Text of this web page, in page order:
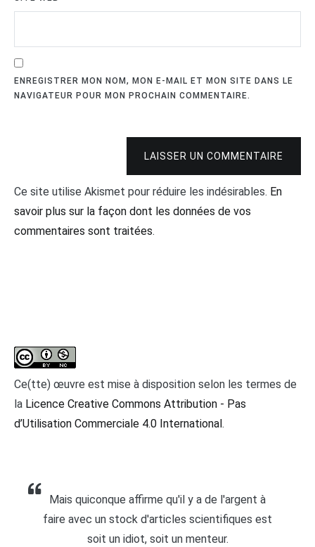
ENREGISTRER MON NOM, MON E-MAIL ET MON SITE DANS LE
NAVIGATEUR POUR MON PROCHAIN COMMENTAIRE.
LAISSER UN COMMENTAIRE
Ce site utilise Akismet pour réduire les indésirables. En
savoir plus sur la façon dont les données de vos
commentaires sont traitées.
Ce(tte) œuvre est mise à disposition selon les termes de
la Licence Creative Commons Attribution - Pas
d’Utilisation Commerciale 4.0 International .
Mais quiconque affirme qu'il y a de l'argent à
faire avec un stock d'articles scientifiques est
soit un idiot, soit un menteur.